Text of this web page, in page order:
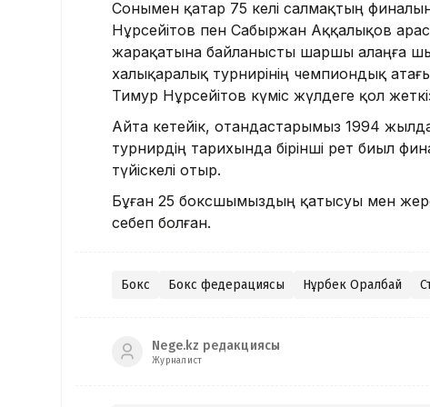
Сонымен қатар 75 келі салмақтың
Нұрсейітов пен Сабыржан Аққалықов
жарақатына байланысты шаршы алаңға
халықаралық турнирінің чемпиондық
Тимур Нұрсейітов күміс жүлдеге қол
Айта кетейік, отандастарымыз 1994
турнирдің тарихында бірінші рет биыл
түйіскелі отыр.
Бұған 25 боксшымыздың қатысуы мен
себеп болған.
Бокс Бокс федерациясы Нұрбек Оралбай
Nege.kz редакциясы
Журналист